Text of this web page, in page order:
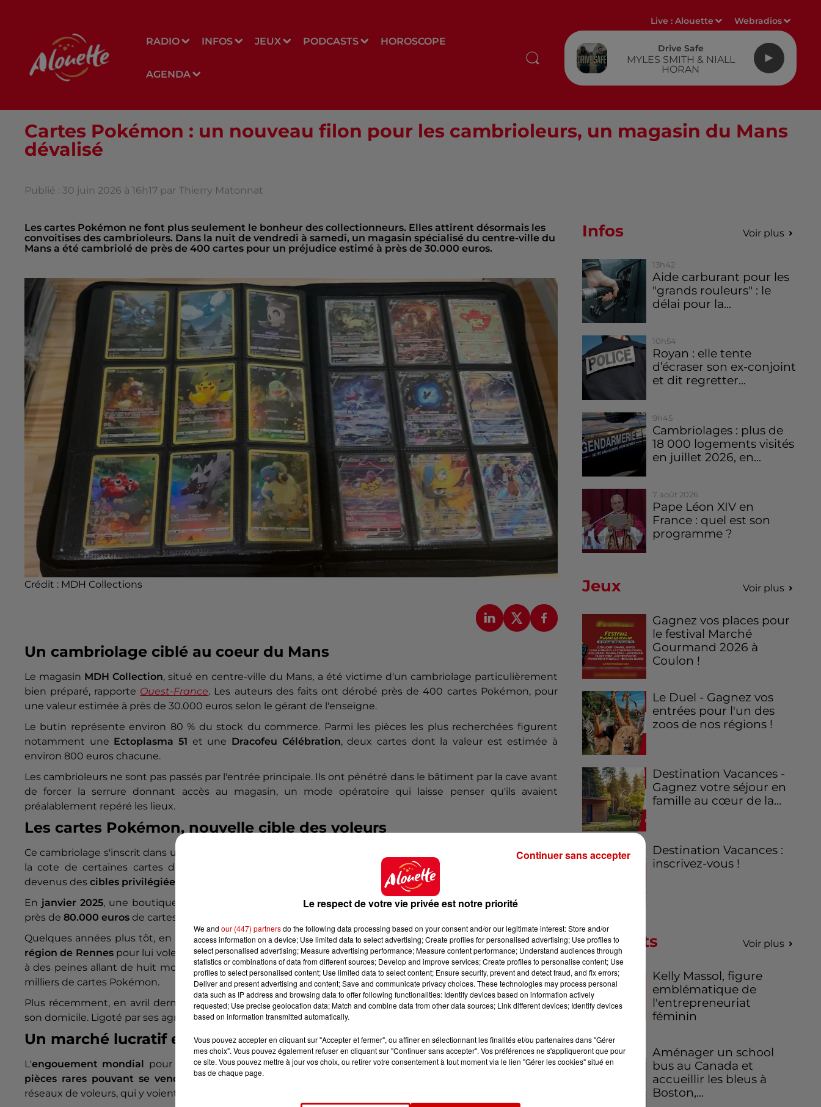
RADIO INFOS JEUX PODCASTS HOROSCOPE
AGENDA
Live :Alouette Webradios
Drive Safe
MYLES SMITH & NIALL
HORAN
Cartes Pokémon : un nouveau filon pour les cambrioleurs, un magasin du Mans
dévalisé
Publié : 30 juin 2026 à 16h17 par Thierry Matonnat
Les cartes Pokémon ne font plus seulement le bonheur des collectionneurs. Elles attirent désormais les
convoitises des cambrioleurs. Dans la nuit de vendredi à samedi, un magasin spécialisé du centre-ville du
Mans a été cambriolé de près de 400 cartes pour un préjudice estimé à près de 30.000 euros.
Crédit : MDH Collections
Un cambriolage ciblé au coeur du Mans
Le magasin MDH Collection, situé en centre-ville du Mans, a été victime d'un cambriolage particulièrement
bien préparé, rapporte Ouest-France. Les auteurs des faits ont dérobé près de 400 cartes Pokémon, pour
une valeur estimée à près de 30.000 euros selon le gérant de l'enseigne.
Le butin représente environ 80 % du stock du commerce. Parmi les pièces les plus recherchées figurent
notamment une Ectoplasma 51 et une Dracofeu Célébration, deux cartes dont la valeur est estimée à
environ 800 euros chacune.
Les cambrioleurs ne sont pas passés par l'entrée principale. Ils ont pénétré dans le bâtiment par la cave avant
de forcer la serrure donnant accès au magasin, un mode opératoire qui laisse penser qu'ils avaient
préalablement repéré les lieux.
Les cartes Pokémon, nouvelle cible des voleurs
Ce cambriolage s'inscrit dans une
observées ces derniers temps. Avec l'envolée de
la cote de certaines cartes de collection, les
boutiques spécialisées et les collectionneurs privés
devenus des cibles privilégiées
de malfaiteurs, qu'ils soient eux-mêmes collectionneurs ou revendeurs.
En janvier 2025, une boutique d'
, dans le Maine-et-Loire, avait déjà subi un cambriolage portant sur
près de 80.000 euros de cartes Pokémon.
Quelques années plus tôt, en
mars 2023, deux individus avaient violemment agressé un particulier dans la
région de Rennespour lui voler une collection estimée à100.000 euros. Les auteurs avaient été condamnés
à des peines allant de huit mois à deux ans de prison ferme pour vol avec violences et recel de dizaines de
milliers de cartes Pokémon.
Plus récemment, en avril dernier, un collectionneur professionnel installé près deBergeraca été braqué à
son domicile. Ligoté par ses agresseurs, il s'est fait dérober une collection évaluée à près de
Un marché lucratif et difficile à contrôler
L'engouement mondial pour les cartes Pokémon a considérablement fait grimper leur valeur,certaines
pièces rares pouvant se vendre plusieurs milliers d'euros
réseaux de voleurs, qui y voient une source de revenus particulièrement intéressante.
Infos Voir plus
13h42
Aide carburant pour les
"grands rouleurs" : le
délai pour la...
10h54
Royan : elle tente
d’écraser son ex-conjoint
et dit regretter...
9h45
Cambriolages : plus de
18 000 logements visités
en juillet 2026, en...
7 août 2026
Pape Léon XIV en
France : quel est son
programme ?
Jeux Voir plus
Gagnez vos places pour
le festival Marché
Gourmand 2026 à
Coulon !
Le Duel - Gagnez vos
entrées pour l'un des
zoos de nos régions !
Destination Vacances -
Gagnez votre séjour en
famille au cœur de la...
Destination Vacances :
inscrivez-vous !
Podcasts Voir plus
Kelly Massol, figure
emblématique de
l'entrepreneuriat
féminin
Aménager un school
bus au Canada et
accueillir les bleus à
Boston,...
Le respect de votre vie privée est notre priorité
We and our (447) partnersdo the following data processing based on your consent and/or our legitimate interest: Store and/or
access information on a device; Use limited data to select advertising; Create profiles for personalised advertising; Use profiles to
select personalised advertising; Measure advertising performance; Measure content performance; Understand audiences through
statistics or combinations of data from different sources; Develop and improve services; Create profiles to personalise content; Use
profiles to select personalised content; Use limited data to select content; Ensure security, prevent and detect fraud, and fix errors;
Deliver and present advertising and content; Save and communicate privacy choices. These technologies may process personal
data such as IP address and browsing data to offer following functionalities: Identify devices based on information actively
requested; Use precise geolocation data; Match and combine data from other data sources; Link different devices; Identify devices
based on information transmitted automatically.
Vous pouvez accepter en cliquant sur "Accepter et fermer", ou affiner en sélectionnant les finalités et/ou partenaires dans "Gérer
mes choix". Vous pouvez également refuser en cliquant sur "Continuer sans accepter". Vos préférences ne s'appliqueront que pour
ce site. Vous pouvez mettre à jour vos choix, ou retirer votre consentement à tout moment via le lien "Gérer les cookies" situé en
bas de chaque page.
Continuer sans accepter